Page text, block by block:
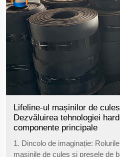
Lifeline-ul mașinilor de
Dezvăluirea tehnologiei
componente principale
1. Dincolo de imaginație:
mașinile de cules și presele de